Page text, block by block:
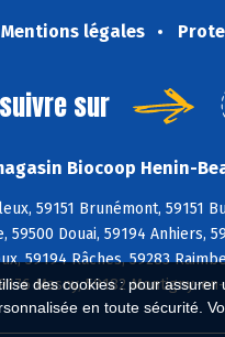
des cookies : pour
en toute sécurité.
Mentions légales
sur
Biocoop Henin-
59151 Brunémont, 59151
59500 Douai, 59194 Anhiers,
59194 Râches, 59283
Masny, 59182 Montigny-